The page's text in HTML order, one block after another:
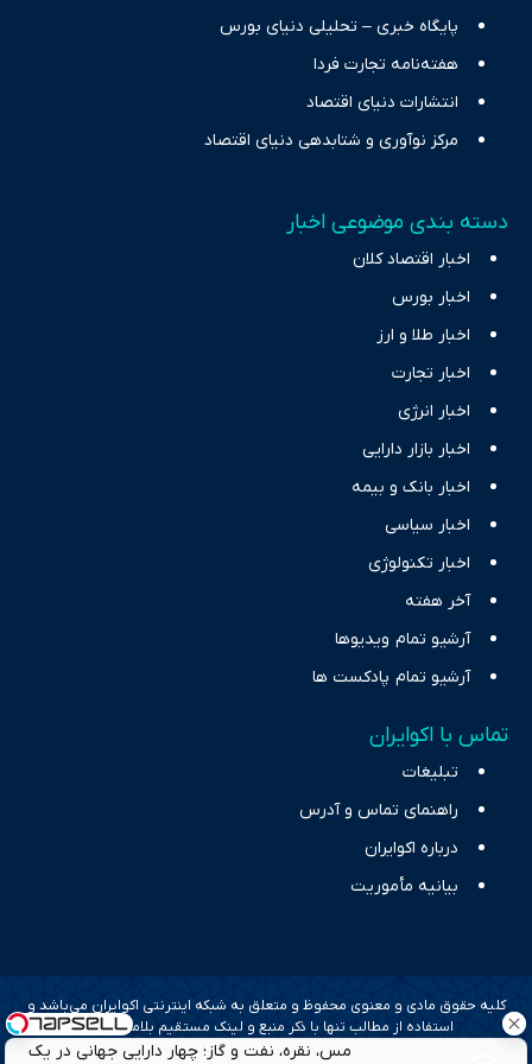
مس، نقره، نفت و گاز؛ چهار دارایی جهانی در یک
پایگاه خبری – تحلیلی دنیای بورس
هفته‌نامه تجارت فردا
انتشارات دنیای اقتصاد
مرکز نوآوری و شتابدهی دنیای اقتصاد
دسته بندی موضوعی اخبار
اخبار اقتصاد کلان
اخبار بورس
اخبار طلا و ارز
اخبار تجارت
اخبار انرژی
اخبار بازار دارایی
اخبار بانک و بیمه
اخبار سیاسی
اخبار تکنولوژی
آخر هفته
آرشیو تمام ویدیوها
آرشیو تمام پادکست ها
تماس با اکوایران
تبلیغات
راهنمای تماس و آدرس
درباره اکوایران
بیانیه مأموریت
کلیه حقوق مادی و معنوی محفوظ و متعلق به شبکه اینترنتی اکوایران می‌باشد و
استفاده از مطالب تنها با ذکر منبع و لینک مستقیم بلامانع است.